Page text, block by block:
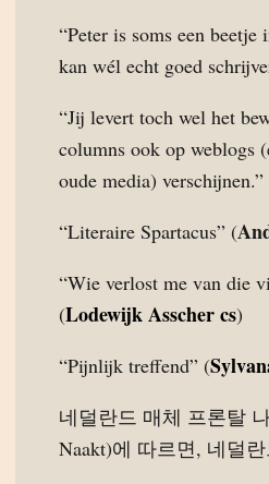
“Peter is soms een beetje
kan wél echt goed
“Jij levert toch wel het
columns ook op weblogs
oude media)
“Literaire Spartacus” (
“Wie verlost me van die
(Lodewijk Asscher cs)
“Pijnlijk treffend” (
네덜란드 매체 프론탈
Naakt)에 따르면, 네덜